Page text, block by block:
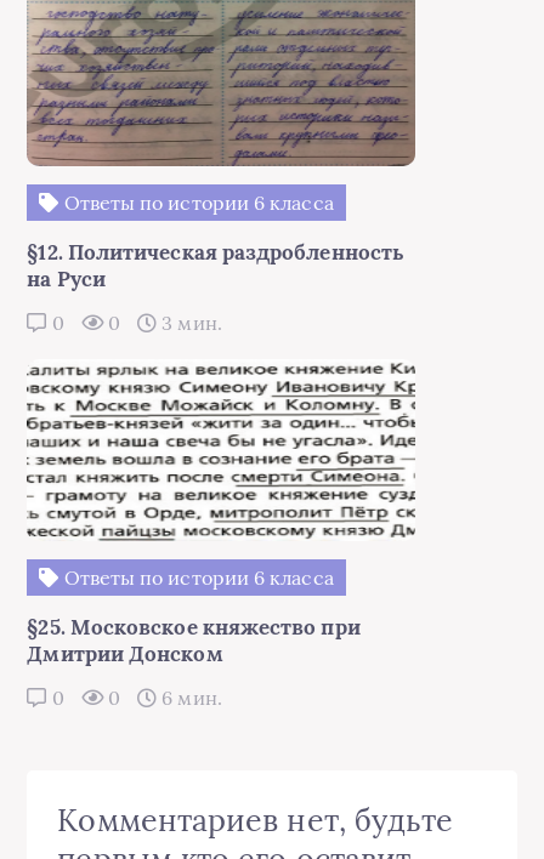
Ответы по истории 6 класса
§12. Политическая раздробленность
на Руси
0 0 3 мин.
Ответы по истории 6 класса
§25. Московское княжество при
Дмитрии Донском
0 0 6 мин.
Комментариев нет, будьте